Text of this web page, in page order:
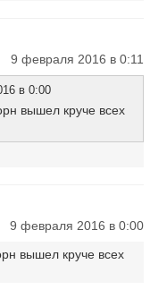
9 февраля 2016 в 0:11
в 0:00
вышел круче всех
9 февраля 2016 в 0:00
вышел круче всех